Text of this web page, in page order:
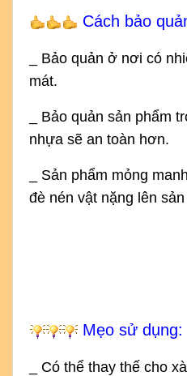
Cách bảo
_ Bảo quản ở nơi có
mát.
_ Bảo quản sản phẩm
nhựa sẽ an toàn hơn.
_ Sản phẩm mỏng
đè nén vật nặng lên
Mẹo sử dụng:
_ Có thể thay thế cho